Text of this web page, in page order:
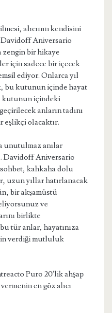
alıcının kendisini
Davidoff Aniversario
zengin bir hikaye
için sadece bir içecek
ediyor. Onlarca yıl
bu kutunun içinde hayat
kutunun içindeki
anların tadını
eşlikçi olacaktır.
unutulmaz anılar
Davidoff Aniversario
kahkaha dolu
uzun yıllar hatırlanacak
bir akşamüstü
ve
birlikte
tür anlar, hayatınıza
verdiği mutluluk
Puro 20'lik ahşap
en göz alıcı